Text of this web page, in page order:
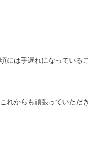
には手遅れになっているこ
れからも頑張っていただき